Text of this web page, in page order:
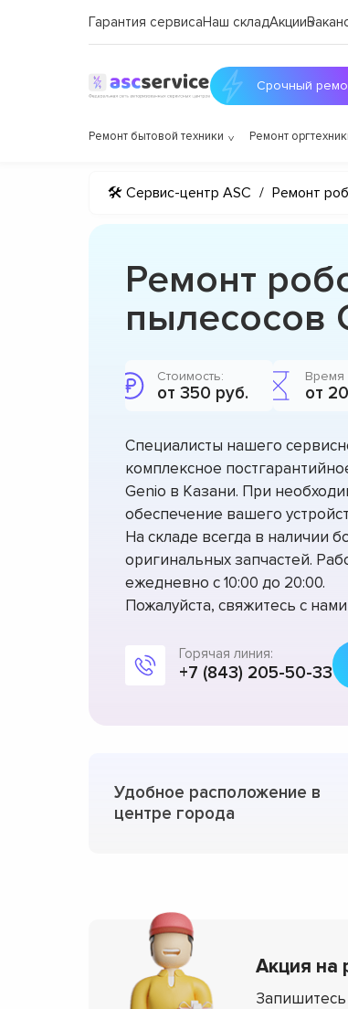
Гарантия сервисаНаш складАкции
Срочный
Ремонт бытовой техники Ремонт
🛠 Сервис-центр ASC / Ремонт
Ремонт
пылесосов
Стоимость:
от 350 руб.
Время
от
Специалисты нашего
комплексное
Genio в Казани. При
обеспечение вашего
На складе всегда в наличии
оригинальных запчастей.
ежедневно с 10:00 до 20:00.
Пожалуйста, свяжитесь с
Горячая линия:
+7 (843) 205-50-33
Удобное расположение в
центре города
Акция на